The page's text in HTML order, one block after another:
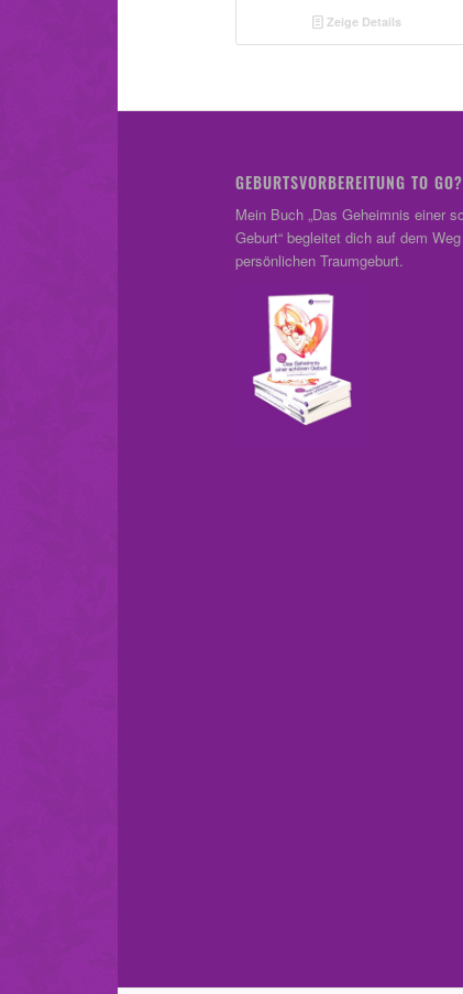
Zeige Details
GEBURTSVORBEREITUNG TO GO?
Mein Buch „Das Geheimnis einer
Geburt“ begleitet dich auf dem
persönlichen Traumgeburt.